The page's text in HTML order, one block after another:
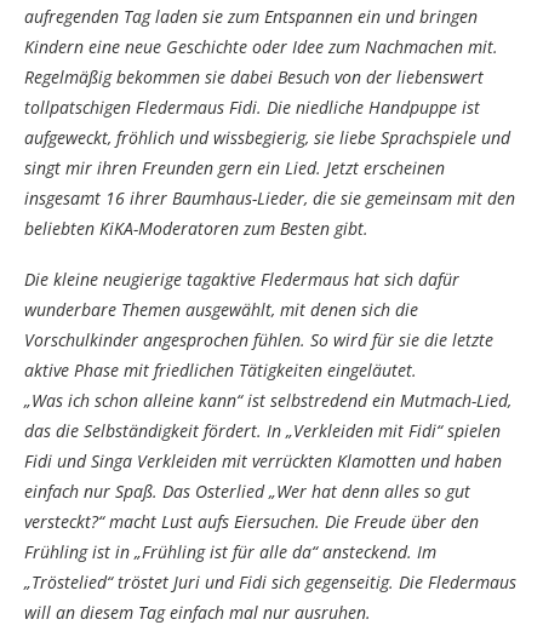
aufregenden Tag laden sie zum Entspannen ein und bringen
Kindern eine neue Geschichte oder Idee zum Nachmachen mit.
Regelmäßig bekommen sie dabei Besuch von der liebenswert
tollpatschigen Fledermaus Fidi. Die niedliche Handpuppe ist
aufgeweckt, fröhlich und wissbegierig, sie liebe Sprachspiele und
singt mir ihren Freunden gern ein Lied. Jetzt erscheinen
insgesamt 16 ihrer Baumhaus-Lieder, die sie gemeinsam mit den
beliebten KiKA-Moderatoren zum Besten gibt.
Die kleine neugierige tagaktive Fledermaus hat sich dafür
wunderbare Themen ausgewählt, mit denen sich die
Vorschulkinder angesprochen fühlen. So wird für sie die letzte
aktive Phase mit friedlichen Tätigkeiten eingeläutet.
„Was ich schon alleine kann“ ist selbstredend ein Mutmach-Lied,
das die Selbständigkeit fördert. In „Verkleiden mit Fidi“ spielen
Fidi und Singa Verkleiden mit verrückten Klamotten und haben
einfach nur Spaß. Das Osterlied „Wer hat denn alles so gut
versteckt?“ macht Lust aufs Eiersuchen. Die Freude über den
Frühling ist in „Frühling ist für alle da“ ansteckend. Im
„Tröstelied“ tröstet Juri und Fidi sich gegenseitig. Die Fledermaus
will an diesem Tag einfach mal nur ausruhen.